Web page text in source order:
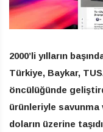
2000’li yılların
Türkiye, Baykar,
öncülüğünde
ürünleriyle savunma
doların üzerine